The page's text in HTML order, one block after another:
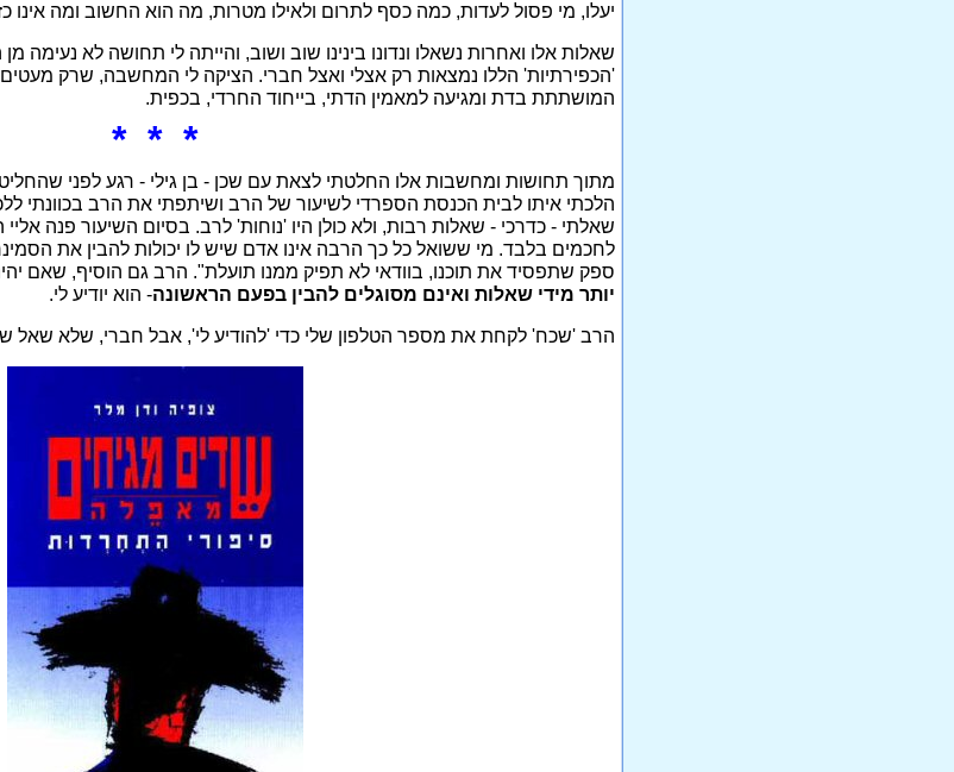
יעלו, מי פסול לעדות, כמה כסף לתרום ולאילו מטרות, מה הוא החשוב ומה אינו
שאלות אלו ואחרות נשאלו ונדונו בינינו שוב ושוב, והייתה לי תחושה לא
'הכפירתיות' הללו נמצאות רק אצלי ואצל חברי. הציקה לי המחשבה, שרק
המושתתת בדת ומגיעה למאמין הדתי, בייחוד החרדי, בכפית.
* * *
מתוך תחושות ומחשבות אלו החלטתי לצאת עם שכן - בן גילי - רגע לפני
הלכתי איתו לבית הכנסת הספרדי לשיעור של הרב ושיתפתי את הרב בכוונתי
שאלתי - כדרכי - שאלות רבות, ולא כולן היו 'נוחות' לרב. בסיום השיעור פנה
לחכמים בלבד. מי ששואל כל כך הרבה אינו אדם שיש לו יכולות להבין את
ספק שתפסיד את תוכנו, בוודאי לא תפיק ממנו תועלת". הרב גם הוסיף, שאם
יותר מידי שאלות ואינם מסוגלים להבין בפעם הראשונה- הוא יודיע לי.
הרב 'שכח' לקחת את מספר הטלפון שלי כדי 'להודיע לי', אבל חברי, שלא שאל